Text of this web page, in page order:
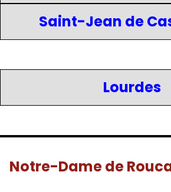
Saint-Jean de
Lourdes
Notre-Dame de